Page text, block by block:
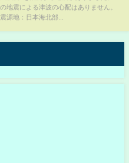
の地震による津波の心配はありません。
震源地：日本海北部...